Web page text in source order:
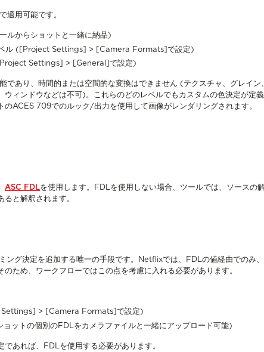
適用可能です。
ルからショットと一緒に納品)
ベル ([Project Settings] > [Camera Formats]で設定)
Settings] > [General]で設定)
であり、時間的または空間的な変換はできません (テクスチャ、グレイン
ウィンドウなどは不可)。これらのどのレベルでもカスタムの色決定が定
のACES 709でのルック/出力を使用して画像がレンダリングされます。
ASC FDLを使用します。FDLを使用しない場合、ツールでは、ソースの
と解釈されます。
ング決定を追加する唯一の手段です。Netflixでは、FDLの値経由でのみ、
ため、ワークフローではこの点を考慮に入れる必要があります。
Settings] > [Camera Formats]で設定)
ットの個別のFDLをカメラファイルと一緒にアップロード可能)
あれば、FDLを使用する必要があります。